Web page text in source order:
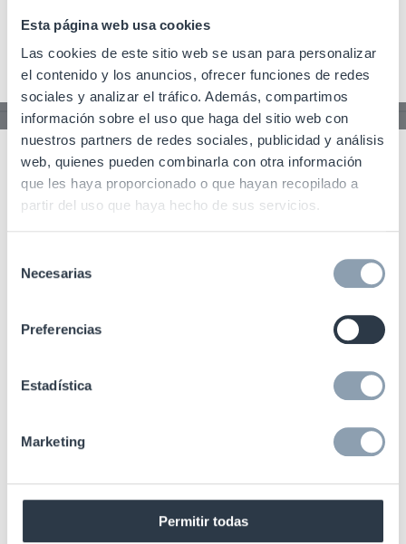
Esta página web usa cookies
Las cookies de este sitio web se usan para personalizar
el contenido y los anuncios, ofrecer funciones de redes
sociales y analizar el tráfico. Además, compartimos
información sobre el uso que haga del sitio web con
nuestros partners de redes sociales, publicidad y análisis
web, quienes pueden combinarla con otra información
que les haya proporcionado o que hayan recopilado a
partir del uso que haya hecho de sus servicios.
Necesarias
Preferencias
Estadística
Marketing
Permitir todas
NEO NP14 White